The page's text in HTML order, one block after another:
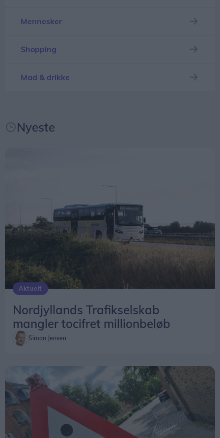
Mennesker
Shopping
Mad & drikke
Nyeste
Aktuelt
Nordjyllands Trafikselskab
mangler tocifret millionbeløb
Simon Jensen